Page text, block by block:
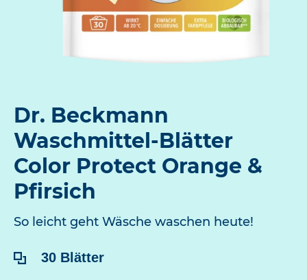
Dr. Beckmann
Waschmittel-Blätter
Color Protect Orange &
Pfirsich
So leicht geht Wäsche waschen heute!
Inhalt:30 Blätter